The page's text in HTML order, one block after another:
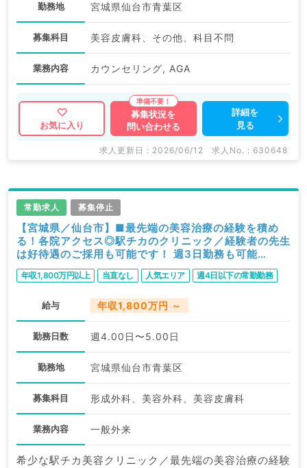
勤務地 宮城県仙台市青葉区
募集科目 美容皮膚科、その他、科目不問
業務内容 カウンセリング, AGA
お気に入り
募集状況を
問い合わせる
詳細を
見る
求人更新日 : 2026/06/12 求人No. : 630648
常勤求人 募集停止
【宮城県／仙台市】■最先端の美容治療の経験を積め
る！各院アクセス◎駅チカのクリニック／経験者の先生
は好待遇のご採用も可能です！ 週3日勤務も可能
◎1,800万円～（美容皮膚科／常勤）
年収1,800万円以上 当直なし 人気エリア 週4日以下の常勤勤務
給与 年収1,800万円 ～
勤務日数 週4.00日〜5.00日
勤務地 宮城県仙台市青葉区
募集科目 形成外科、美容外科、美容皮膚科
業務内容 一般外来
希少な駅チカ美容クリニック／最先端の美容治療の経験